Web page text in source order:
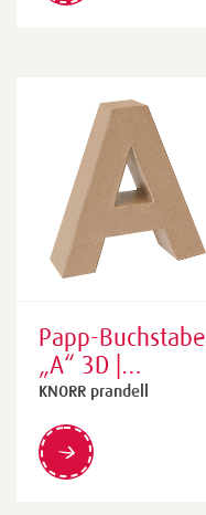
Papp-Buchstabe
„A“ 3D |
175×175×55
mm, natur
KNORR prandell